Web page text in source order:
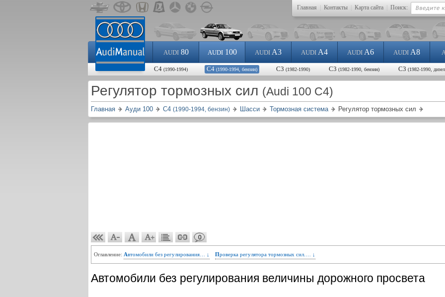
Главная Контакты Карта сайта Поиск:
AUDI80 AUDI100 AUDI A3 AUDI A4 AUDI A6 AUDI A8
С4 (1990-1994) С4 (1990-1994, бензин) С3 (1982-1990) С3 (1982-1990, бензин) С3 (1982-1990,
Регулятор тормозных сил (Audi 100 C4)
Главная Ауди 100 С4 (1990-1994, бензин) Шасси Тормозная система Регулятор тормозных сил
0
Оглавление: Автомобили без регулирования… ↓ Проверка регулятора тормозных сил.… ↓
Автомобили без регулирования величины дорожного просвета